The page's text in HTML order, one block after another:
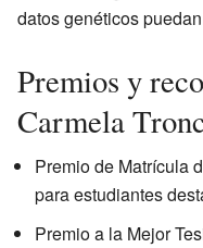
datos genéticos
Premios y
Carmela
Premio de Matrícula
para estudiantes
Premio a la Mejor